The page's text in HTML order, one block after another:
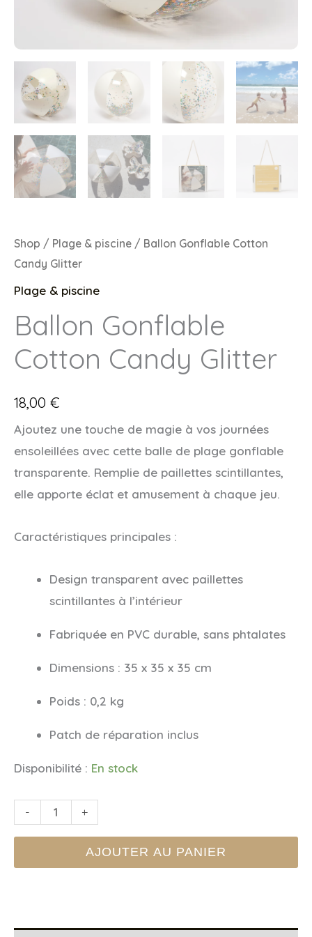
Shop / Plage & piscine / Ballon Gonflable Cotton
Candy Glitter
Plage & piscine
Ballon Gonflable
Cotton Candy Glitter
18,00 €
Ajoutez une touche de magie à vos journées
ensoleillées avec cette balle de plage gonflable
transparente. Remplie de paillettes scintillantes,
elle apporte éclat et amusement à chaque jeu.
Caractéristiques principales :
Design transparent avec paillettes
scintillantes à l’intérieur
Fabriquée en PVC durable, sans phtalates
Dimensions : 35 x 35 x 35 cm
Poids : 0,2 kg
Patch de réparation inclus
Disponibilité : En stock
-
quantité
+
AJOUTER AU PANIER